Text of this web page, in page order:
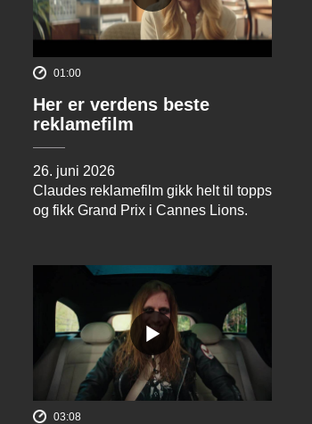
01:00
Her er verdens beste
reklamefilm
26. juni 2026
Claudes reklamefilm gikk helt til topps
og fikk Grand Prix i Cannes Lions.
03:08